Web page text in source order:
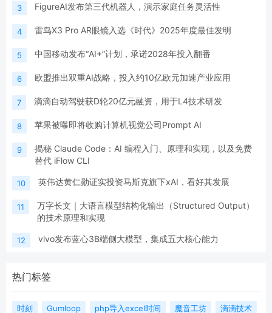
3 FigureAI发布第三代机器人，演示家庭任务灵活性
4 雷鸟X3 Pro AR眼镜入选《时代》2025年度最佳发明
5 中国移动发布“AI+”计划，承诺2028年投入翻番
6 欧盟推出双重AI战略，投入约10亿欧元加速产业应用
7 滴滴自动驾驶获D轮20亿元融资，用于L4技术研发
8 苹果被曝即将收购计算机视觉公司Prompt AI
9
揭秘 Claude Code：AI 编程入门、原理和实现，以及免费
替代 iFlow CLI
10 英伟达黄仁勋证实投资马斯克旗下xAI，看好其发展
11
万字长文｜大语言模型结构化输出（Structured Output）
的技术原理和实现
12 vivo发布蓝心3B端侧大模型，集成五大核心能力
热门标签
时刻 Gumloop php导入excel时间 魔音工坊 滴滴技术